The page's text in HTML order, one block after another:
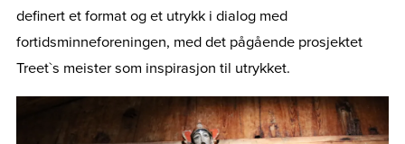
definert et format og et utrykk i dialog med
fortidsminneforeningen, med det pågående prosjektet
Treet`s meister som inspirasjon til utrykket.